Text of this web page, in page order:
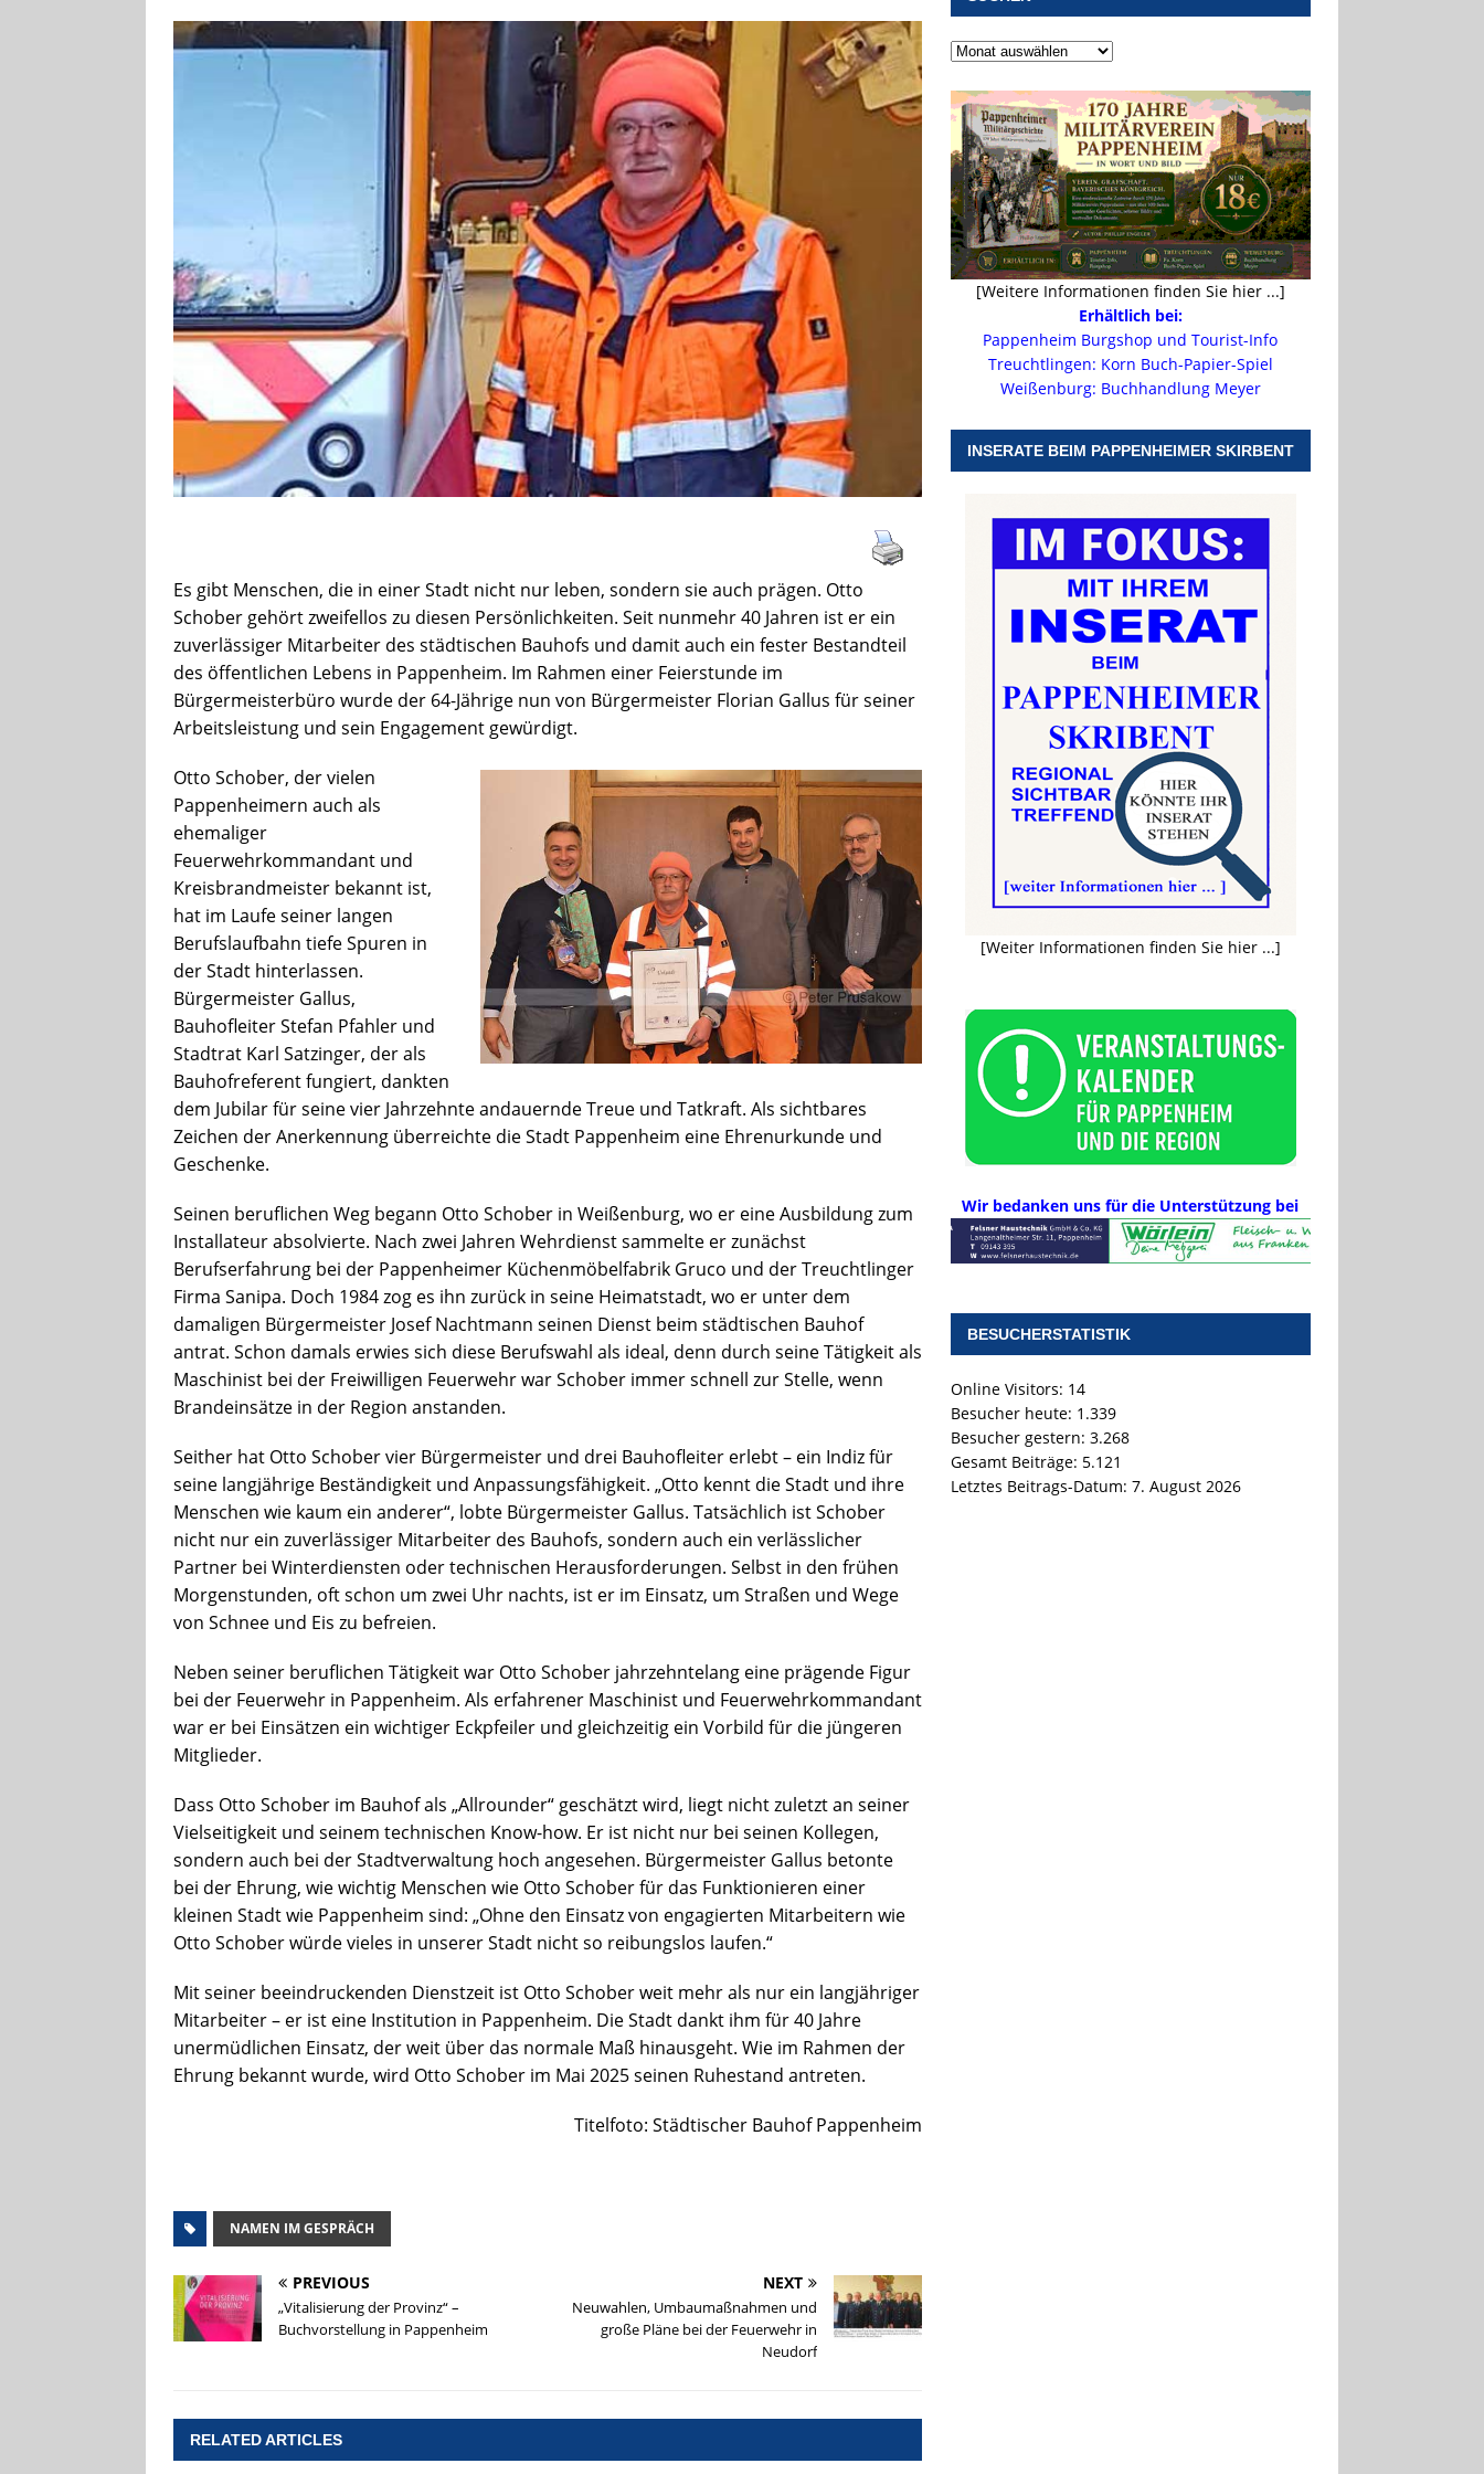
ankommen
VERANSTALTUNGEN
Kanonendonner und Pappenheimer Marsch für Hubert
VERANSTALTUNGEN
[ 7. August 2026 ] Sommerabendmusik mit Pop und Musicalklängen in
Pappenheim
KIRCHEN
Es gibt Menschen, die in einer Stadt nicht nur leben, sondern sie auch prägen. Otto
Schober gehört zweifellos zu diesen Persönlichkeiten. Seit nunmehr 40 Jahren ist er ein
zuverlässiger Mitarbeiter des städtischen Bauhofs und damit auch ein fester Bestandteil
des öffentlichen Lebens in Pappenheim. Im Rahmen einer Feierstunde im
Bürgermeisterbüro wurde der 64-Jährige nun von Bürgermeister Florian Gallus für seiner
Arbeitsleistung und sein Engagement gewürdigt.
Otto Schober, der vielen
Pappenheimern auch als
ehemaliger
Feuerwehrkommandant und
Kreisbrandmeister bekannt ist,
hat im Laufe seiner langen
Berufslaufbahn tiefe Spuren in
der Stadt hinterlassen.
Bürgermeister Gallus,
Bauhofleiter Stefan Pfahler und
Stadtrat Karl Satzinger, der als
Bauhofreferent fungiert, dankten
dem Jubilar für seine vier Jahrzehnte andauernde Treue und Tatkraft. Als sichtbares
Zeichen der Anerkennung überreichte die Stadt Pappenheim eine Ehrenurkunde und
Geschenke.
Seinen beruflichen Weg begann Otto Schober in Weißenburg, wo er eine Ausbildung zum
Installateur absolvierte. Nach zwei Jahren Wehrdienst sammelte er zunächst
Berufserfahrung bei der Pappenheimer Küchenmöbelfabrik Gruco und der Treuchtlinger
Firma Sanipa. Doch 1984 zog es ihn zurück in seine Heimatstadt, wo er unter dem
damaligen Bürgermeister Josef Nachtmann seinen Dienst beim städtischen Bauhof
antrat. Schon damals erwies sich diese Berufswahl als ideal, denn durch seine Tätigkeit als
Maschinist bei der Freiwilligen Feuerwehr war Schober immer schnell zur Stelle, wenn
Brandeinsätze in der Region anstanden.
Seither hat Otto Schober vier Bürgermeister und drei Bauhofleiter erlebt – ein Indiz für
seine langjährige Beständigkeit und Anpassungsfähigkeit. „Otto kennt die Stadt und ihre
Menschen wie kaum ein anderer“, lobte Bürgermeister Gallus. Tatsächlich ist Schober
nicht nur ein zuverlässiger Mitarbeiter des Bauhofs, sondern auch ein verlässlicher
Partner bei Winterdiensten oder technischen Herausforderungen. Selbst in den frühen
Morgenstunden, oft schon um zwei Uhr nachts, ist er im Einsatz, um Straßen und Wege
von Schnee und Eis zu befreien.
Neben seiner beruflichen Tätigkeit war Otto Schober jahrzehntelang eine prägende Figur
bei der Feuerwehr in Pappenheim. Als erfahrener Maschinist und Feuerwehrkommandant
war er bei Einsätzen ein wichtiger Eckpfeiler und gleichzeitig ein Vorbild für die jüngeren
Mitglieder.
Dass Otto Schober im Bauhof als „Allrounder“ geschätzt wird, liegt nicht zuletzt an seiner
Vielseitigkeit und seinem technischen Know-how. Er ist nicht nur bei seinen Kollegen,
sondern auch bei der Stadtverwaltung hoch angesehen. Bürgermeister Gallus betonte
bei der Ehrung, wie wichtig Menschen wie Otto Schober für das Funktionieren einer
kleinen Stadt wie Pappenheim sind: „Ohne den Einsatz von engagierten Mitarbeitern wie
Otto Schober würde vieles in unserer Stadt nicht so reibungslos laufen.“
Mit seiner beeindruckenden Dienstzeit ist Otto Schober weit mehr als nur ein langjähriger
Mitarbeiter – er ist eine Institution in Pappenheim. Die Stadt dankt ihm für 40 Jahre
unermüdlichen Einsatz, der weit über das normale Maß hinausgeht. Wie im Rahmen der
Ehrung bekannt wurde, wird Otto Schober im Mai 2025 seinen Ruhestand antreten.
Titelfoto: Städtischer Bauhof Pappenheim
NAMEN IM GESPRÄCH
PREVIOUS
„Vitalisierung der Provinz“ –
Buchvorstellung in Pappenheim
NEXT
Neuwahlen, Umbaumaßnahmen und
große Pläne bei der Feuerwehr in
Neudorf
RELATED ARTICLES
[Weitere Informationen finden Sie hier ...]
Erhältlich bei:
Pappenheim Burgshop und Tourist-Info
Treuchtlingen: Korn Buch-Papier-Spiel
Weißenburg: Buchhandlung Meyer
INSERATE BEIM PAPPENHEIMER SKIRBENT
[Weiter Informationen finden Sie hier ...]
Wir bedanken uns für die Unterstützung bei
BESUCHERSTATISTIK
Online Visitors: 14
Besucher heute: 1.339
Besucher gestern: 3.268
Gesamt Beiträge: 5.121
Letztes Beitrags-Datum: 7. August 2026